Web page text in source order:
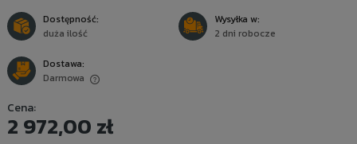
Dostępność:
duża ilość
Wysyłka w:
2 dni robocze
Dostawa:
Darmowa
Cena:
2 972,00 zł